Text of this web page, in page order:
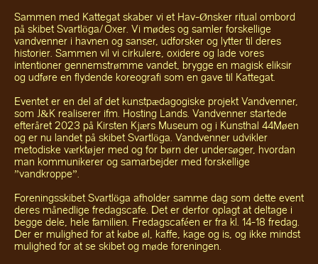
Sammen med Kattegat skaber vi et Hav-Ønsker ritual ombord
på skibet Svartlöga/Oxer. Vi mødes og samler forskellige
vandvenner i havnen og sanser, udforsker og lytter til deres
historier. Sammen vil vi cirkulere, oxidere og lade vores
intentioner gennemstrømme vandet, brygge en magisk eliksir
og udføre en flydende koreografi som en gave til Kattegat.
Eventet er en del af det kunstpædagogiske projekt Vandvenner,
som J&K realiserer ifm. Hosting Lands. Vandvenner startede
efteråret 2023 på Kirsten Kjærs Museum og i Kunsthal 44Møen
og er nu landet på skibet Svartlöga. Vandvenner udvikler
metodiske værktøjer med og for børn der undersøger, hvordan
man kommunikerer og samarbejder med forskellige
”vandkroppe”.
Foreningsskibet Svartlöga afholder samme dag som dette event
deres månedlige fredagscafe. Det er derfor oplagt at deltage i
begge dele, hele familien. Fredagscaféen er fra kl. 14-18 fredag.
Der er mulighed for at købe øl, kaffe, kage og is, og ikke mindst
mulighed for at se skibet og møde foreningen.